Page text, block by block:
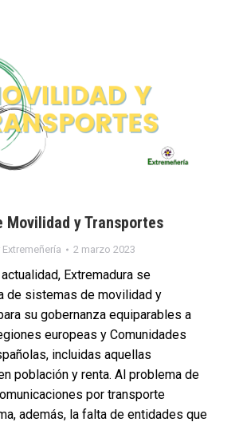
Movilidad y Transportes
Extremeñería 2 marzo 2023
Extremadura se
de sistemas de movilidad y
su gobernanza equiparables a
europeas y Comunidades
incluidas aquellas
población y renta. Al problema de
por transporte
además, la falta de entidades que